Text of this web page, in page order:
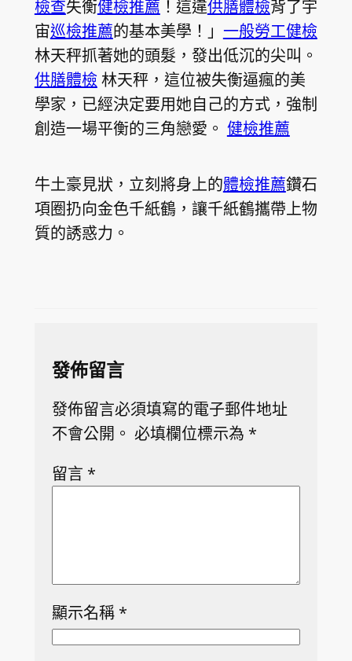
檢查失衡健檢推薦 ！這違供膳體檢背了宇
宙巡檢推薦的基本美學！」 一般勞工健檢
林天秤抓著她的頭髮，發出低沉的尖叫。
供膳體檢 林天秤，這位被失衡逼瘋的美
學家，已經決定要用她自己的方式，強制
創造一場平衡的三角戀愛。 健檢推薦
牛土豪見狀，立刻將身上的體檢推薦鑽石
項圈扔向金色千紙鶴，讓千紙鶴攜帶上物
質的誘惑力。
發佈留言
發佈留言必須填寫的電子郵件地址
不會公開。 必填欄位標示為 *
留言 *
顯示名稱 *